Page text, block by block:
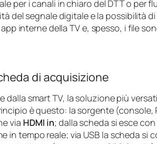
per i canali in chiaro del DTT o per
del segnale digitale e la possibilità
interne della TV e, spesso, i file
di acquisizione
dalla smart TV, la soluzione più
è questo: la sorgente (console,
via HDMI in; dalla scheda si esce
in tempo reale; via USB la scheda si